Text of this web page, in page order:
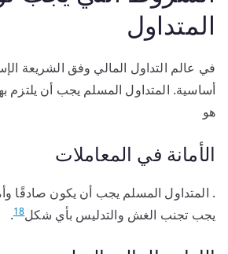
المتداول
في عالم التداول المالي وفق الشريعة
أساسية. المتداول المسلم يجب أن يلتزم
هو
الأمانة في المعاملات
. المتداول المسلم يجب أن يكون صادقًا
يجب تجنب الغش والتدليس بأي شكل18
.